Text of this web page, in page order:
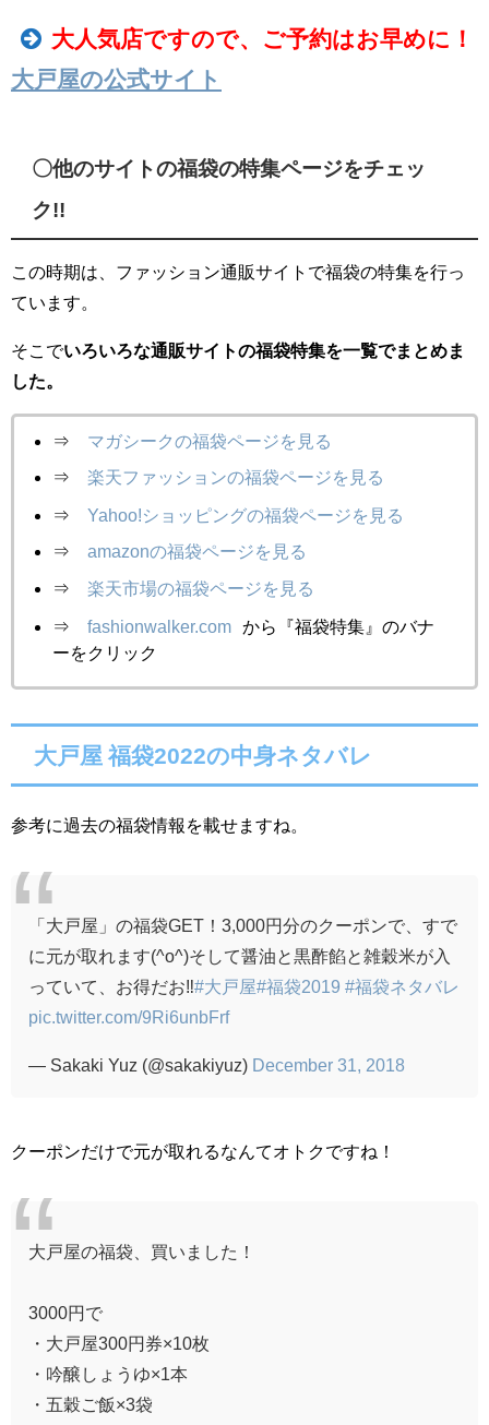
大人気店ですので、ご予約はお早めに！
大戸屋の公式サイト
〇他のサイトの福袋の特集ページをチェッ
ク!!
この時期は、ファッション通販サイトで福袋の特集を行っ
ています。
そこでいろいろな通販サイトの福袋特集を一覧でまとめま
した。
⇒ マガシークの福袋ページを見る
⇒楽天ファッションの福袋ページを見る
⇒Yahoo!ショッピングの福袋ページを見る
⇒amazonの福袋ページを見る
⇒楽天市場の福袋ページを見る
⇒fashionwalker.com
から『福袋特集』のバナ
ーをクリック
大戸屋 福袋2022の中身ネタバレ
参考に過去の福袋情報を載せますね。
「大戸屋」の福袋GET！3,000円分のクーポンで、すで
に元が取れます(^o^)そして醤油と黒酢餡と雑穀米が入
っていて、お得だお‼️#大戸屋#福袋2019 #福袋ネタバレ
pic.twitter.com/9Ri6unbFrf
— Sakaki Yuz (@sakakiyuz) December 31, 2018
クーポンだけで元が取れるなんてオトクですね！
大戸屋の福袋、買いました！
3000円で
・大戸屋300円券×10枚
・吟醸しょうゆ×1本
・五穀ご飯×3袋